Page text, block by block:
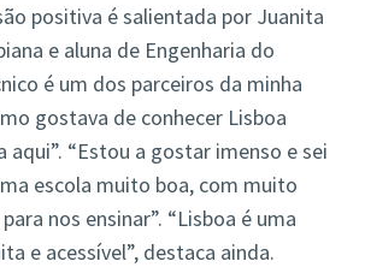
positiva é salientada por Juanita
e aluna de Engenharia do
é um dos parceiros da minha
gostava de conhecer Lisboa
aqui”. “Estou a gostar imenso e sei
escola muito boa, com muito
nos ensinar”. “Lisboa é uma
e acessível”, destaca ainda.